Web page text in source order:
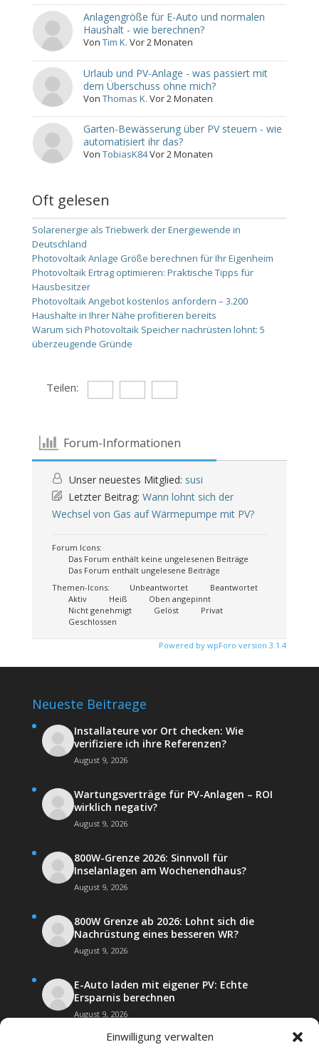
Einwilligung verwalten
Anlagengröße für E-Auto und normalen
Haushalt - wie berechnen?
VonTim K. Vor 2 Monaten
Urlaub und PV-Anlage - was passiert mit
dem Überschuss ohne mich?
VonThomas K. Vor 2 Monaten
Garten-Bewässerung über PV steuern - wie
automatisiert ihr das?
VonTobiasK84Vor 2 Monaten
Oft gelesen
Solarenergie als Triebwerk der Energiewende in
Deutschland
Photovoltaik Anlage Größe berechnen für Ihr Eigenheim
Photovoltaik Ertrag optimieren: Praktische Tipps für
Hausbesitzer
Photovoltaik Angebot kostenlos anfordern – 3.200
Haushalte in Ihrer Nähe profitieren bereits
Warum sich Photovoltaik Speicher nachrüsten lohnt: 5
überzeugende Gründe
Teilen:
Forum-Informationen
Unser neuestes Mitglied: susi
Letzter Beitrag: Wann lohnt sich der
Wechsel von Gas auf Wärmepumpe mit PV?
Forum Icons:
Das Forum enthält keine ungelesenen Beiträge
Das Forum enthält ungelesene Beiträge
Themen-Icons:
Unbeantwortet
Beantwortet
Aktiv
Heiß
Oben angepinnt
Nicht genehmigt
Gelöst
Privat
Geschlossen
Powered by wpForo version 3.1.4
Neueste Beitraege
Installateure vor Ort checken: Wie
verifiziere ich ihre Referenzen?
August 9, 2026
Wartungsverträge für PV-Anlagen – ROI
wirklich negativ?
August 9, 2026
800W-Grenze 2026: Sinnvoll für
Inselanlagen am Wochenendhaus?
August 9, 2026
800W Grenze ab 2026: Lohnt sich die
Nachrüstung eines besseren WR?
August 9, 2026
E-Auto laden mit eigener PV: Echte
Ersparnis berechnen
August 9, 2026